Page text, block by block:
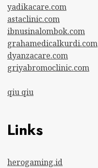
yadikacare.com
astaclinic.com
ibnusinalombok.com
grahamedicalkurdi.com
dyanzacare.com
griyabromoclinic.com
qiu qiu
Links
herogaming.id